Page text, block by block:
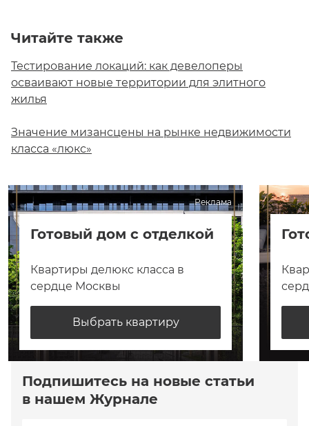
Читайте также
Тестирование локаций: как девелоперы
осваивают новые территории для элитного
жилья
Значение мизансцены на рынке недвижимости
класса «люкс»
Реклама
Готовый дом с отделкой
Квартиры делюкс класса в
сердце Москвы
Выбрать квартиру
Подпишитесь на новые статьи
в нашем Журнале